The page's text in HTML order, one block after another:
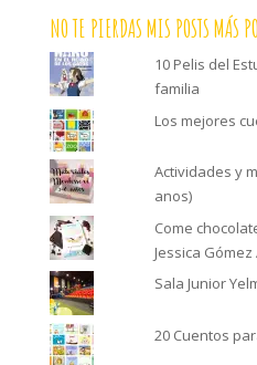
NO TE PIERDAS MIS POSTS MÁS
10 Pelis del
familia
Los mejores
Actividades y
anos)
Come
Jessica
Sala Junior
20 Cuentos